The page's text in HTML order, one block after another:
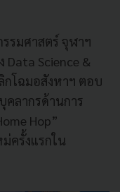
รมศาสตร์ จุฬาฯ
Data Science &
กโฉมอสังหาฯ ตอบ
ลากรด้านการ
Hop”
ครั้งแรกใน